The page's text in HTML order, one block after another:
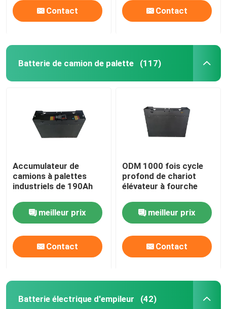
Contact Contact
Batterie de camion de palette (117)
Accumulateur de
camions à palettes
industriels de 190Ah
meilleur prix
Contact
ODM 1000 fois cycle
profond de chariot
élévateur à fourche
meilleur prix
Contact
Batterie électrique d'empileur (42)